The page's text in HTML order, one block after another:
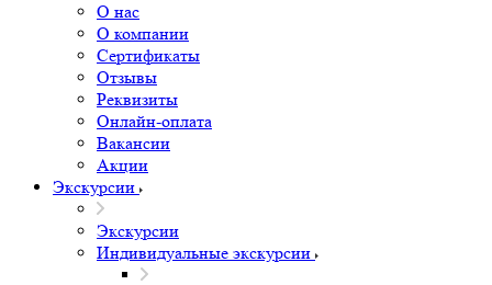
О нас
О компании
Сертификаты
Отзывы
Реквизиты
Онлайн-оплата
Вакансии
Акции
Экскурсии
Экскурсии
Индивидуальные экскурсии